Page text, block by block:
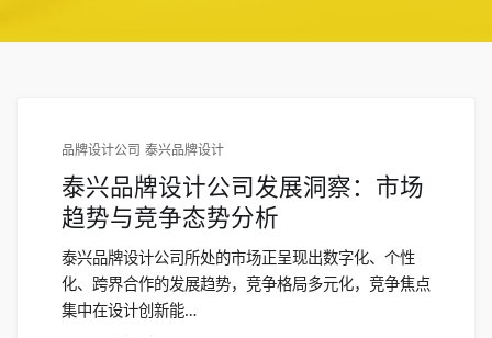
品牌设计公司 泰兴品牌设计
泰兴品牌设计公司发展洞察：市场
趋势与竞争态势分析
泰兴品牌设计公司所处的市场正呈现出数字化、个性
化、跨界合作的发展趋势，竞争格局多元化，竞争焦点
集中在设计创新能…